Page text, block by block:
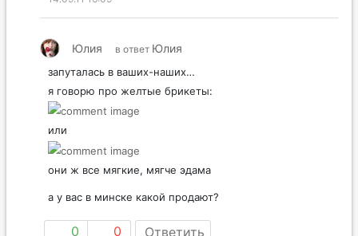
14.09.11 16:09
запуталась в ваших-наших…
я говорю про желтые брикеты:
или